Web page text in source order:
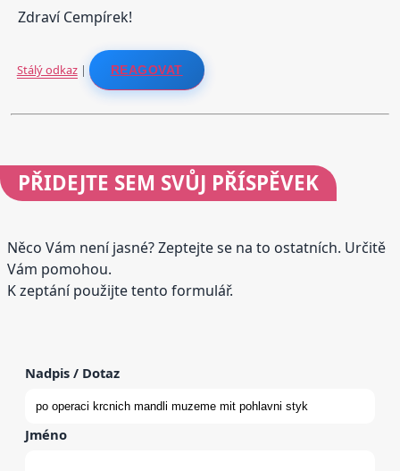
Zdraví Cempírek!
Stálý odkaz| REAGOVAT
PŘIDEJTE SEM SVŮJ PŘÍSPĚVEK
Něco Vám není jasné? Zeptejte se na to ostatních. Určitě
Vám pomohou.
K zeptání použijte tento formulář.
Nadpis / Dotaz
Jméno